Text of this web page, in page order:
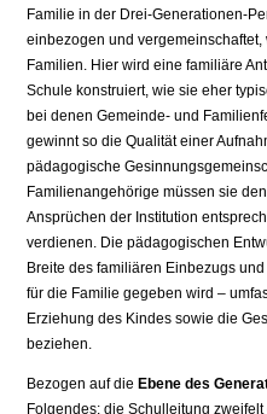
Familie in der Drei-Generationen-
einbezogen und
Familien. Hier wird eine familiäre
Schule konstruiert, wie sie eher
bei denen Gemeinde- und
gewinnt so die Qualität einer
pädagogische
Familienangehörige müssen sie
Ansprüchen der Institution
verdienen. Die pädagogischen
Breite des familiären Einbezugs
für die Familie gegeben wird –
Erziehung des Kindes sowie die
beziehen.
Bezogen auf die Ebene des
Folgendes: die Schulleitung